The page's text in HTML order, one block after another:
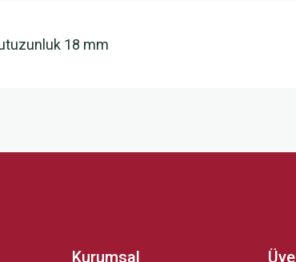
18 mm
Kurumsal